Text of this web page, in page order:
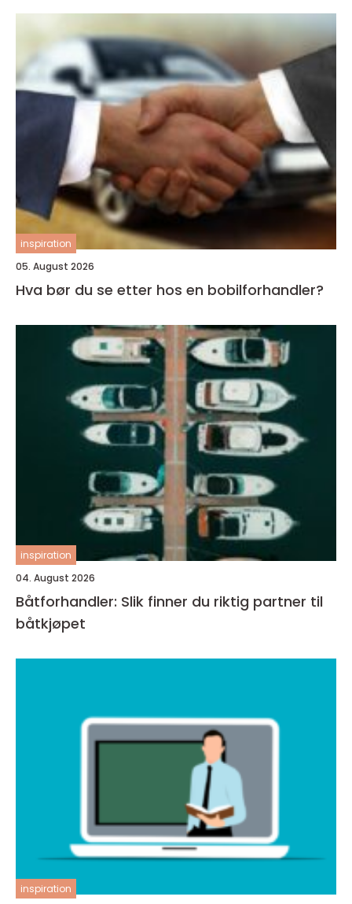
inspiration
05. August 2026
Hva bør du se etter hos en bobilforhandler?
inspiration
04. August 2026
Båtforhandler: Slik finner du riktig partner til
båtkjøpet
inspiration